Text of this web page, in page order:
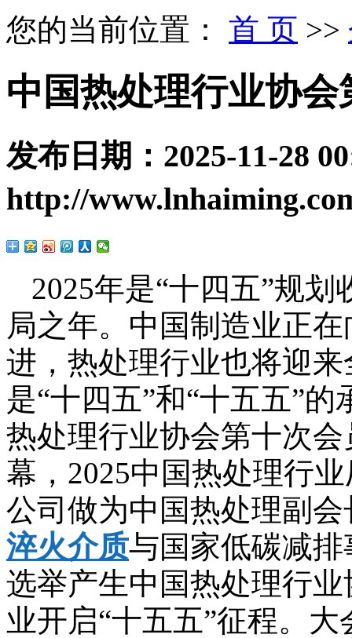
您的当前位置： 首 页 >>
中国热处理行业协
发布日期： 2025-11-28
http://
2025年是“十四五”规
局之年。中国制造业正
进，热处理行业也将迎
是“十四五”和“十五五”
热处理行业协会第十次
幕，2025中国热处理行
公司做为中国热处理副
淬火介质与国家低碳减
选举产生中国热处理行
业开启“十五五”征程。